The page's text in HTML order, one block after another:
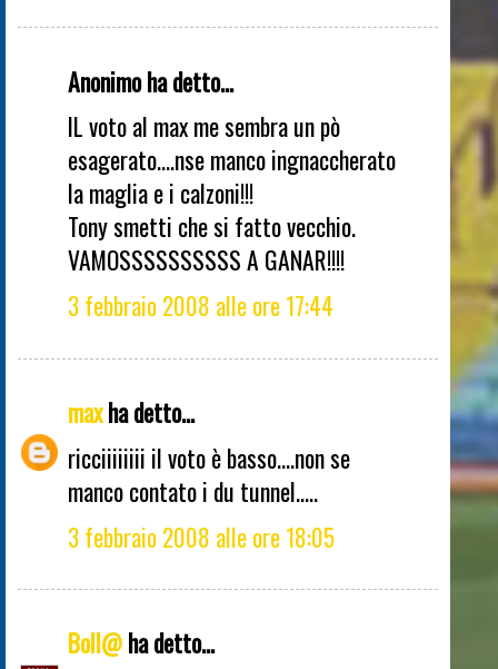
Anonimo ha detto...
IL voto al max me sembra un pò
esagerato....nse manco ingnaccherato
la maglia e i calzoni!!!
Tony smetti che si fatto vecchio.
VAMOSSSSSSSSSS A GANAR!!!!
3 febbraio 2008 alle ore 17:44
maxha detto...
ricciiiiiiii il voto è basso....non se
manco contato i du tunnel.....
3 febbraio 2008 alle ore 18:05
Boll@ha detto...